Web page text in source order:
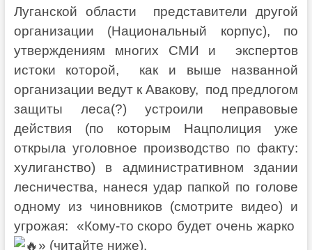
Луганской области представители другой
организации (Национальный корпус), по
утверждениям многих СМИ и экспертов
истоки которой, как и выше названной
организации ведут к Авакову, под предлогом
защиты леса(?) устроили неправовые
действия (по которым Нацполиция уже
открыла уголовное производство по факту:
хулиганство) в административном здании
лесничества, нанеся удар папкой по голове
одному из чиновников (смотрите видео) и
угрожая: «Кому-то скоро будет очень жарко
» (читайте ниже).